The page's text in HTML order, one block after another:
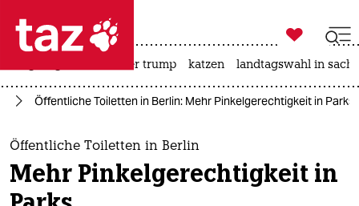
 taz zahl ich
taz zahl ich
themen
politik

taz zahl ich
usa unter trump katzen landtagswahl in
Öffentliche Toiletten in Berlin: Mehr Pinkelgerechtigkeit in Parks
Öffentliche Toiletten in Berlin
Mehr Pinkelgerechtigkeit in